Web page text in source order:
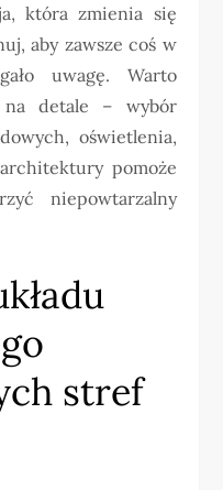
która zmienia się
aby zawsze coś w
uwagę. Warto
detale – wybór
oświetlenia,
pomoże
niepowtarzalny
stref